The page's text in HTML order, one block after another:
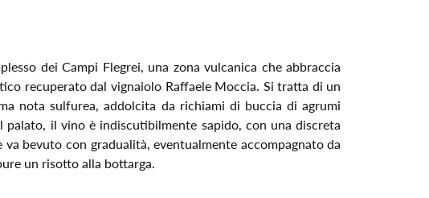
dei Campi Flegrei, una zona vulcanica che abbraccia
recuperato dal vignaiolo Raffaele Moccia. Si tratta di un
nota sulfurea, addolcita da richiami di buccia di agrumi
il vino è indiscutibilmente sapido, con una discreta
bevuto con gradualità, eventualmente accompagnato da
un risotto alla bottarga.